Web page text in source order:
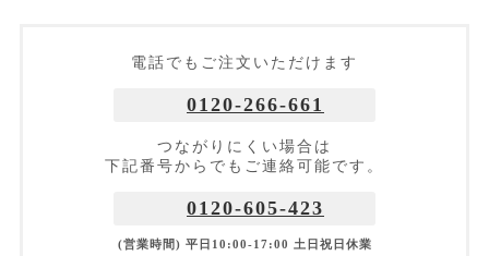
電話でもご注文いただけます
0120-266-661
つながりにくい場合は
下記番号からでもご連絡可能です。
0120-605-423
(営業時間) 平日10:00-17:00 土日祝日休業